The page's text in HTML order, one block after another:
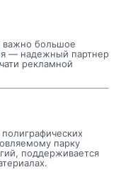
важно большое
— надежный партнер
рекламной
парку
поддерживается
получение